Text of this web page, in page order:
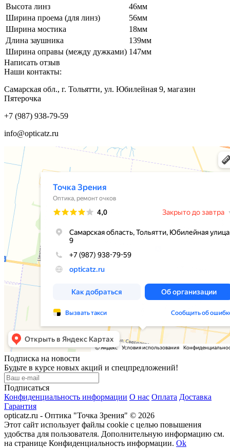
Высота линз
46мм
Ширина проема (для линз)
56мм
Ширина мостика
18мм
Длина заушника
139мм
Ширина оправы (между дужками) 147мм
Написать отзыв
Наши контакты:
Самарская обл., г. Тольятти, ул. Юбилейная 9, магазин
Пятерочка
+7 (987) 938-79-59
info@opticatz.ru
Подписка на новости
Будьте в курсе новых акций и спецпредложений!
Подписаться
Конфиденциальность информации О нас Оплата Доставка
Гарантия
opticatz.ru - Оптика "Точка Зрения" © 2026
Этот сайт использует файлы cookie с целью повышения
удобства для пользователя. Дополнительную информацию см.
на странице Конфиденциальность информации. Ok